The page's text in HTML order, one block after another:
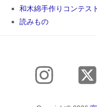
和木綿手作りコンテス
読みもの